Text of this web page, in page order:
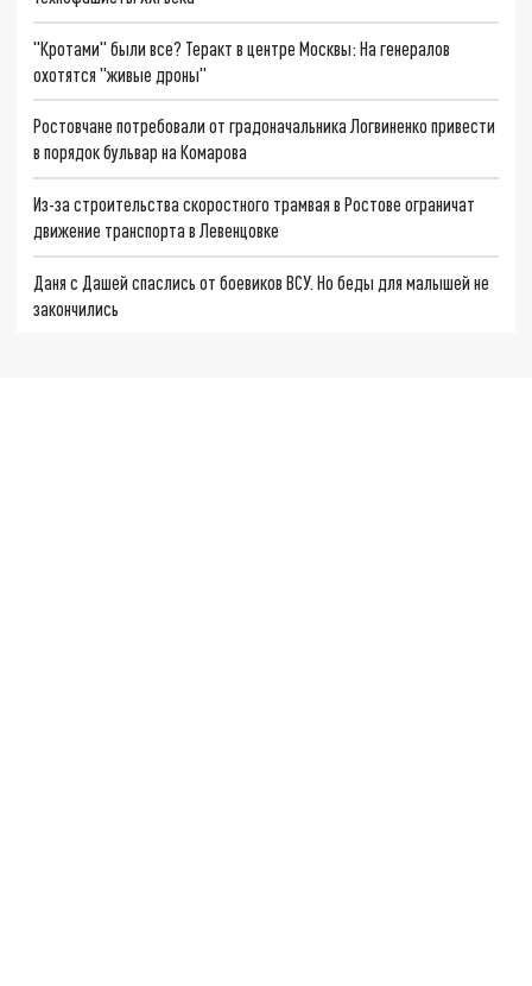
"Кротами" были все? Теракт в центре Москвы: На генералов
охотятся "живые дроны"
Ростовчане потребовали от градоначальника Логвиненко привести
в порядок бульвар на Комарова
Из-за строительства скоростного трамвая в Ростове ограничат
движение транспорта в Левенцовке
Даня с Дашей спаслись от боевиков ВСУ. Но беды для малышей не
закончились